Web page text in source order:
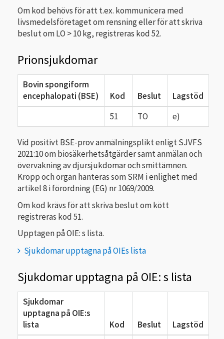
Om kod behövs för att t.ex. kommunicera med
livsmedelsföretaget om rensning eller för att skriva
beslut om LO > 10 kg, registreras kod 52.
Prionsjukdomar
Bovin spongiform
encephalopati (BSE)
Kod Beslut
Lagstöd
51
TO e)
Vid positivt BSE-prov anmälningsplikt enligt SJVFS
2021:10 om biosäkerhetsåtgärder samt anmälan och
övervakning av djursjukdomar och smittämnen.
Kropp och organ hanteras som SRM i enlighet med
artikel 8 i förordning (EG) nr 1069/2009.
Om kod krävs för att skriva beslut om kött
registreras kod 51.
Upptagen på OIE: s lista.
Sjukdomar upptagna på OIEs lista
Sjukdomar upptagna på OIE: s lista
Sjukdomar
upptagna på OIE:s
lista
Kod Beslut
Lagstöd